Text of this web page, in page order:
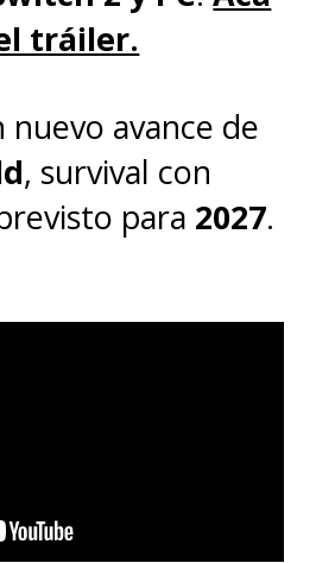
tráiler.
avance de
, survival con
para 2027.